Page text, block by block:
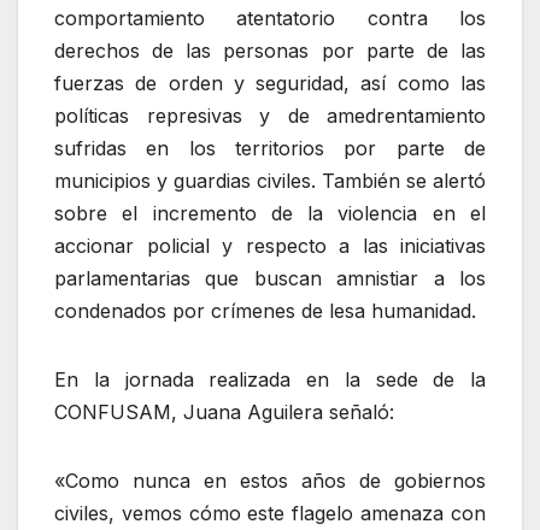
comportamiento atentatorio contra los
derechos de las personas por parte de las
fuerzas de orden y seguridad, así como las
políticas represivas y de amedrentamiento
sufridas en los territorios por parte de
municipios y guardias civiles. También se alertó
sobre el incremento de la violencia en el
accionar policial y respecto a las iniciativas
parlamentarias que buscan amnistiar a los
condenados por crímenes de lesa humanidad.
En la jornada realizada en la sede de la
CONFUSAM, Juana Aguilera señaló:
«Como nunca en estos años de gobiernos
civiles, vemos cómo este flagelo amenaza con